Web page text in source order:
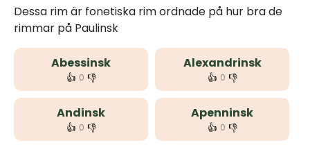
Dessa rim är fonetiska rim ordnade på hur bra de
rimmar på Paulinsk
Abessinsk
👍 0 👎
Alexandrinsk
👍 0 👎
Andinsk
👍 0 👎
Apenninsk
👍 0 👎